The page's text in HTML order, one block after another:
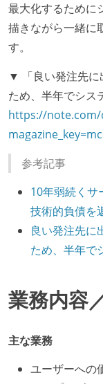
最大化するために
描きながら一緒に
す。
▼ 「良い発注先に
ため、半年でシス
https://note.com/
参考記事
10年弱続くサ
技術的負債を
良い発注先に
ため、半年で
業務内容
主な業務
ユーザーへの